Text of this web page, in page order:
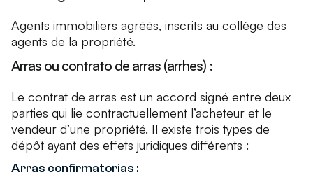
Agents immobiliers agréés, inscrits au collège des
agents de la propriété.
Arras ou contrato de arras (arrhes) :
Le contrat de arras est un accord signé entre deux
parties qui lie contractuellement l’acheteur et le
vendeur d’une propriété. Il existe trois types de
dépôt ayant des effets juridiques différents :
Arras confirmatorias :